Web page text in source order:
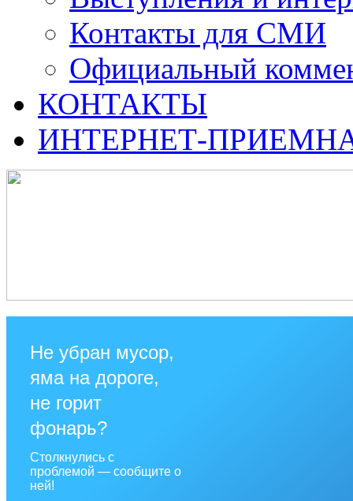
Контакты для СМИ
Официальный
КОНТАКТЫ
ИНТЕРНЕТ-
Не убран мусор,
яма на дороге,
не горит
фонарь?
Столкнулись с
проблемой — сообщите о
ней!